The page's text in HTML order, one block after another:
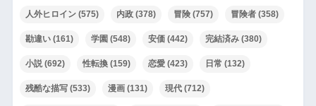
人外ヒロイン(575) 内政(378) 冒険(757) 冒険者(358)
勘違い(161) 学園 (548) 安価(442) 完結済み(380)
小説(692) 性転換(159) 恋愛(423) 日常 (132)
残酷な描写(533) 漫画(131) 現代(712)